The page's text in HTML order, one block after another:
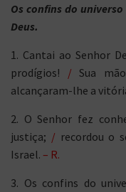
Os confins do
Deus.
1. Cantai ao Senhor
prodígios! / Sua
alcançaram-lhe a
2. O Senhor fez
justiça; / recordou o
Israel. – R.
3. Os confins do